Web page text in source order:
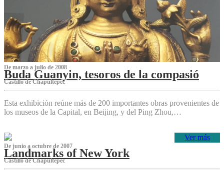
De marzo a julio de 2008
Buda Guanyin, tesoros de la compasió
Castillo de Chapultepec
Esta exhibición reúne más de 200 importantes obras provenientes de
los museos de la Capital, en Beijing, y del Ping Zhou,…
Ver más
De junio a octubre de 2007
Landmarks of New York
Castillo de Chapultepec